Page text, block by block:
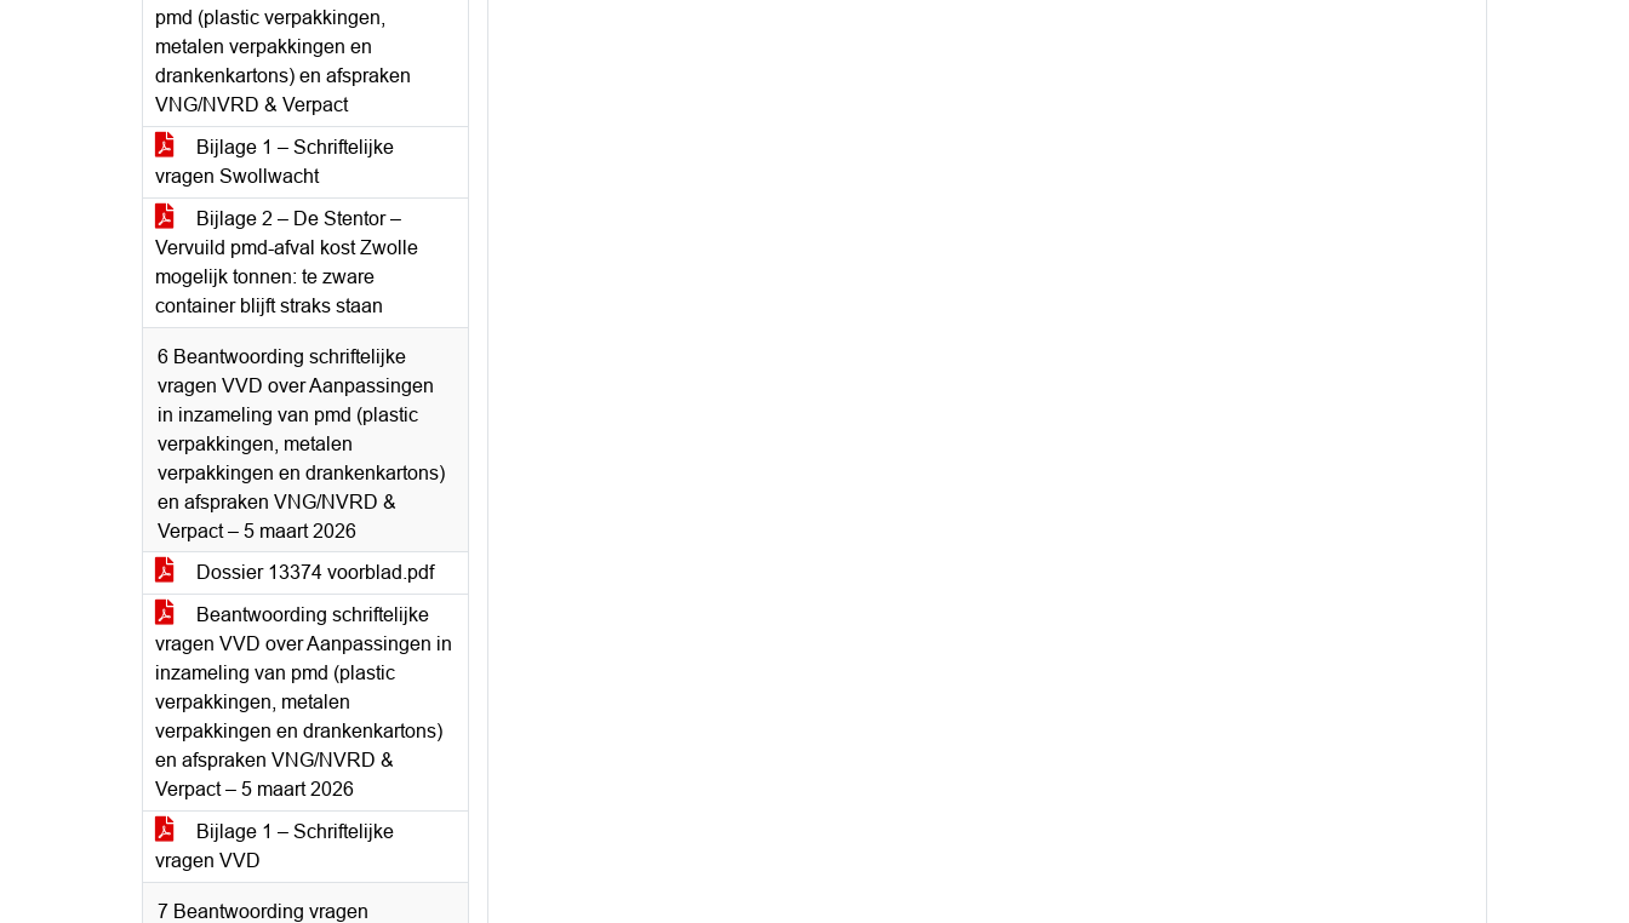
pmd (plastic verpakkingen,
metalen verpakkingen en
drankenkartons) en afspraken
VNG/NVRD & Verpact
Bijlage 1 – Schriftelijke
vragen Swollwacht
Bijlage 2 – De Stentor –
Vervuild pmd-afval kost Zwolle
mogelijk tonnen: te zware
container blijft straks staan
6 Beantwoording schriftelijke
vragen VVD over Aanpassingen
in inzameling van pmd (plastic
verpakkingen, metalen
verpakkingen en drankenkartons)
en afspraken VNG/NVRD &
Verpact – 5 maart 2026
Dossier 13374 voorblad.pdf
Beantwoording schriftelijke
vragen VVD over Aanpassingen in
inzameling van pmd (plastic
verpakkingen, metalen
verpakkingen en drankenkartons)
en afspraken VNG/NVRD &
Verpact – 5 maart 2026
Bijlage 1 – Schriftelijke
vragen VVD
7 Beantwoording vragen